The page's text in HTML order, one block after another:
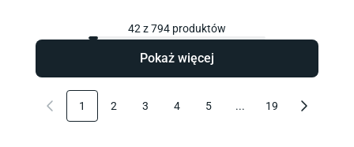
42z794 produktów
Pokaż więcej
1 2 3 4 5 ... 19